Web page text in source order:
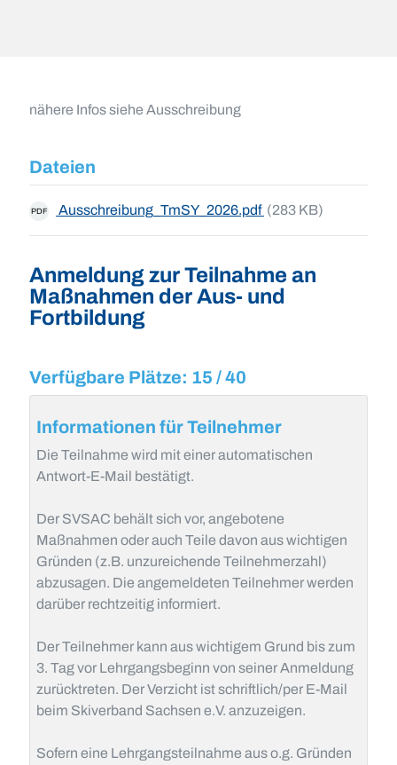
nähere Infos siehe Ausschreibung
Dateien
PDF Ausschreibung_TmSY_2026.pdf (283 KB)
Anmeldung zur Teilnahme an
Maßnahmen der Aus- und
Fortbildung
Verfügbare Plätze: 15 / 40
Informationen für Teilnehmer
Die Teilnahme wird mit einer automatischen
Antwort-E-Mail bestätigt.
Der SVSAC behält sich vor, angebotene
Maßnahmen oder auch Teile davon aus wichtigen
Gründen (z.B. unzureichende Teilnehmerzahl)
abzusagen. Die angemeldeten Teilnehmer werden
darüber rechtzeitig informiert.
Der Teilnehmer kann aus wichtigem Grund bis zum
3. Tag vor Lehrgangsbeginn von seiner Anmeldung
zurücktreten. Der Verzicht ist schriftlich/per E-Mail
beim Skiverband Sachsen e.V. anzuzeigen.
Sofern eine Lehrgangsteilnahme aus o.g. Gründen